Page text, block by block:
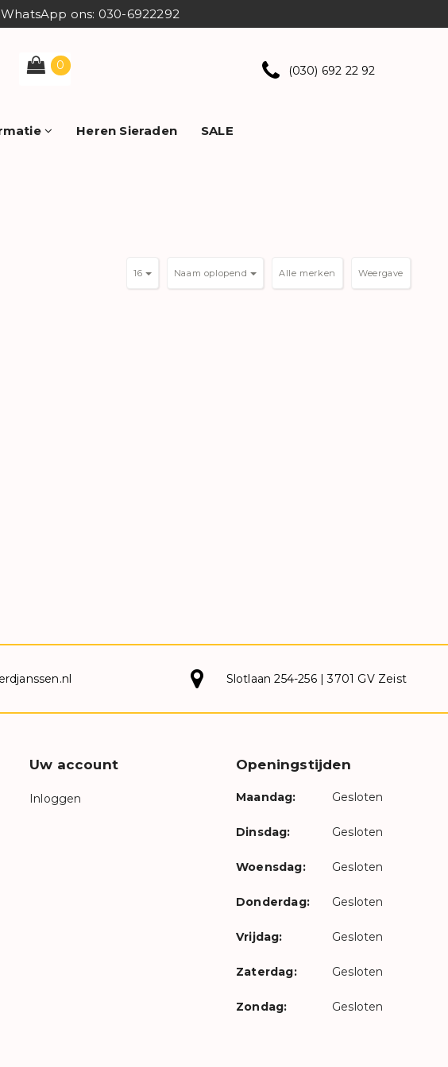
ons: 030-6922292
0 (030) 692 22 92
Heren Sieraden SALE
Weergave
Naam oplopend
16
Slotlaan 254-256 | 3701 GV Zeist
Uw account
Inloggen
Openingstijden
Maandag: Gesloten
Dinsdag: Gesloten
Woensdag: Gesloten
Donderdag: Gesloten
Vrijdag: Gesloten
Zaterdag: Gesloten
Zondag: Gesloten